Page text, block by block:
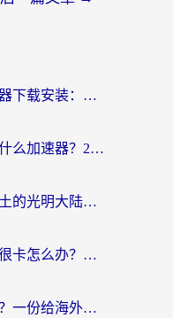
海外崩坏：星穹铁道加速器下载安装：一份给游子的终极网络指南
境外玩航海王热血航线用什么加速器？2026海外玩家实测最优方案（附欧洲问道堡垒前线加速技巧）
在异国他乡，寻找连接故土的光明大陆免费加速器
在海外玩坦克世界闪击战很卡怎么办？老玩家亲测有效的加速器选择指南
欧洲怎么玩新诛仙不卡顿？一份给海外游子的国服游戏畅玩指南